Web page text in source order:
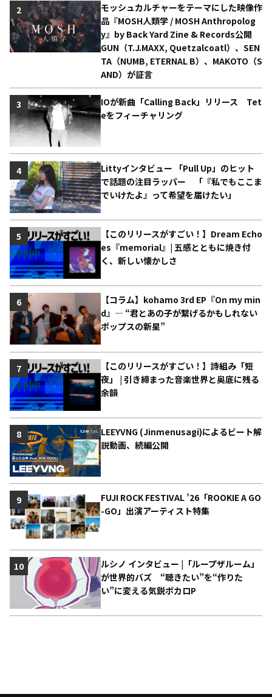
モッシュカルチャーをテーマにした映像作
品『MOSH人類学 / MOSH Anthropolog
y』by Back Yard Zine & Records公開
GUN（T.J.MAXX, Quetzalcoatl）、SEN
TA（NUMB, ETERNAL B）、MAKOTO（S
AND）が証言
2
IOが新曲「Calling Back」リリース Tet
eをフィーチャリング
3
Littyインタビュー 「Pull Up」のヒット
で話題の注目ラッパー 「『私でもここま
でいけたよ』って希望を届けたい」
4
【このリリースがすごい！】Dream Echo
es『memorial』| 五感とともに焼き付
く、新しい懐かしさ
5
【コラム】kohamo 3rd EP『On my min
d』― “君とあの子が繋げるかもしれない
ポップスの新星”
6
【このリリースがすごい！】詩組み「短
夜」 | 引き締まった音楽世界と奥底に残る
余韻
7
LEEYVNG (Jinmenusagi)によるビート解
説動画、続編公開
8
FUJI ROCK FESTIVAL ’26「ROOKIE A GO
-GO」出演アーティスト特集
9
ルシノ インタビュー |「ループザルーム」
が世界的バズ “聴きたい”を“作りた
い”に変える気鋭ボカロP
10